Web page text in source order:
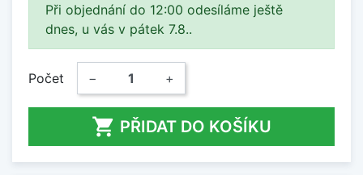
Při objednání do 12:00 odesíláme ještě
dnes, u vás v pátek 7.8..
Počet − +
 PŘIDAT DO KOŠÍKU